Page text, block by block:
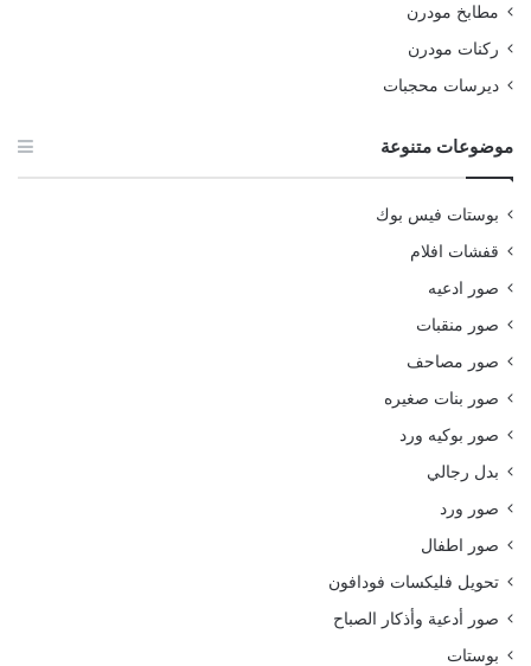
مطابخ مودرن
ركنات مودرن
ديرسات محجبات
موضوعات متنوعة
بوستات فيس بوك
قفشات افلام
صور ادعيه
صور منقبات
صور مصاحف
صور بنات صغيره
صور بوكيه ورد
بدل رجالي
صور ورد
صور اطفال
تحويل فليكسات فودافون
صور أدعية وأذكار الصباح
بوستات